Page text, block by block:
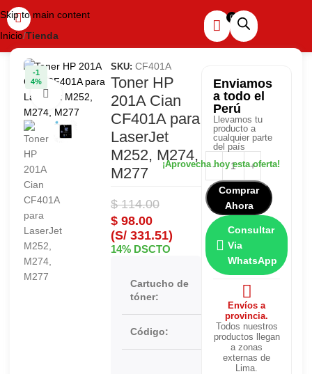
Skip to main content
Inicio Tienda
-1
4%
Haga clic para ampliar
SKU: CF401A
Toner HP
201A Cian
CF401A para
LaserJet
M252, M274,
M277
$114.00
$ 98.00
(S/ 331.51)
14% DSCTO
Cartucho de
tóner:
Código: CF401A
Enviamos
a todo el
Perú
Llevamos tu
producto a
cualquier parte
del país
Comprar
Ahora
Consultar
Via
WhatsApp
Envíos a
provincia.
Todos nuestros
productos llegan
a zonas
externas de
Lima.